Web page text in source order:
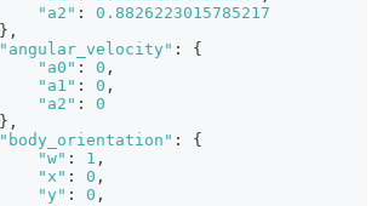
"a2" :
0.8826223015785217
} ,
"angular_velocity" :
{
"a0" : 0 ,
"a1" : 0 ,
"a2" :
0
} ,
"body_orientation" :
{
"w" : 1 ,
"x" : 0 ,
"y" : 0 ,